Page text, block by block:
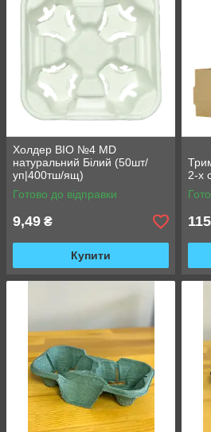
Холдер BIO №4 MD
натуральний Білий (50шт/
уп|400тш/ящ)
Готово до відправки
9,49 ₴
Купити
2-х
115